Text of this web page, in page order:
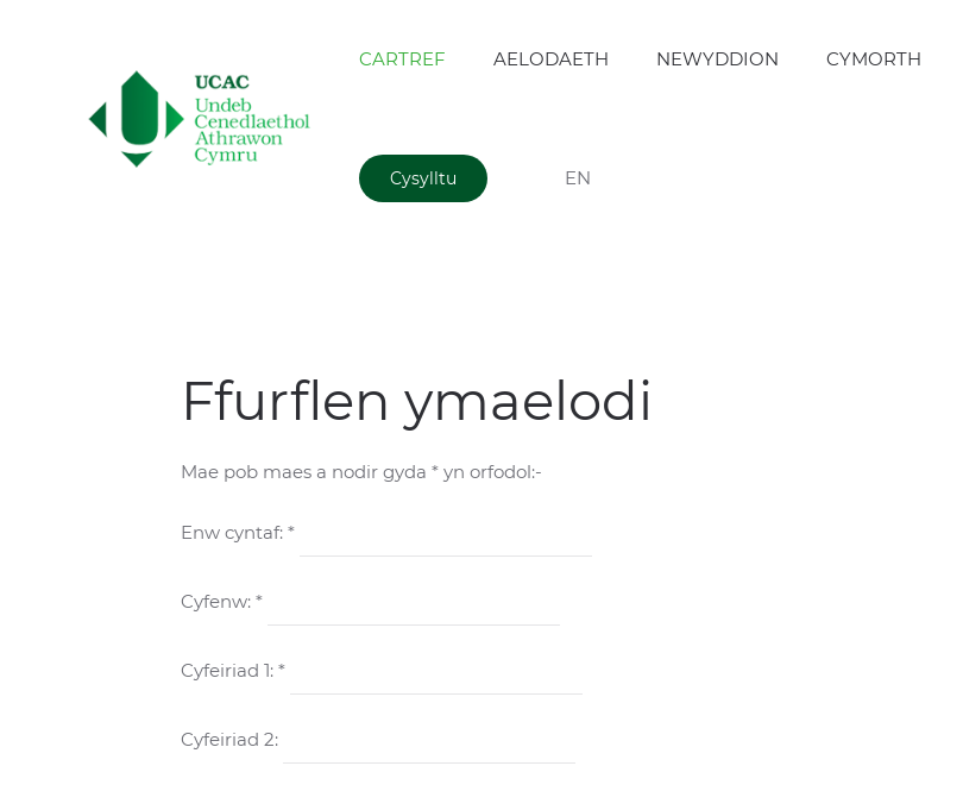
CARTREF AELODAETH NEWYDDION CYMORTH
Cysylltu EN
Ffurflen ymaelodi
Mae pob maes a nodir gyda * yn orfodol:-
Enw cyntaf: *
Cyfenw: *
Cyfeiriad 1: *
Cyfeiriad 2: